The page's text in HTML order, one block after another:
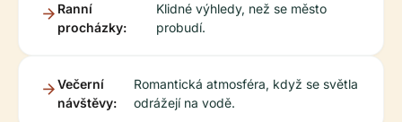
Ranní
procházky:
Klidné výhledy, než se město
probudí.
Večerní
návštěvy:
Romantická atmosféra, když se světla
odrážejí na vodě.